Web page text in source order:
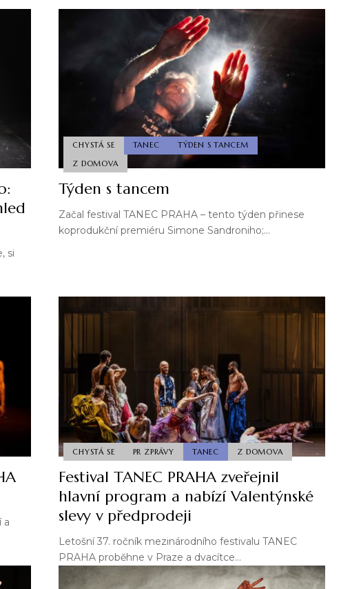
si
CHYSTÁ SE TANEC
TÝDEN S TANCEM
Z DOMOVA
Týden s tancem
Začal festival TANEC PRAHA – tento týden přinese
koprodukční premiéru Simone Sandroniho;…
a
CHYSTÁ SE PR ZPRÁVY TANEC Z DOMOVA
Festival TANEC PRAHA zveřejnil
hlavní program a nabízí Valentýnské
slevy v předprodeji
Letošní 37. ročník mezinárodního festivalu TANEC
PRAHA proběhne v Praze a dvacítce…